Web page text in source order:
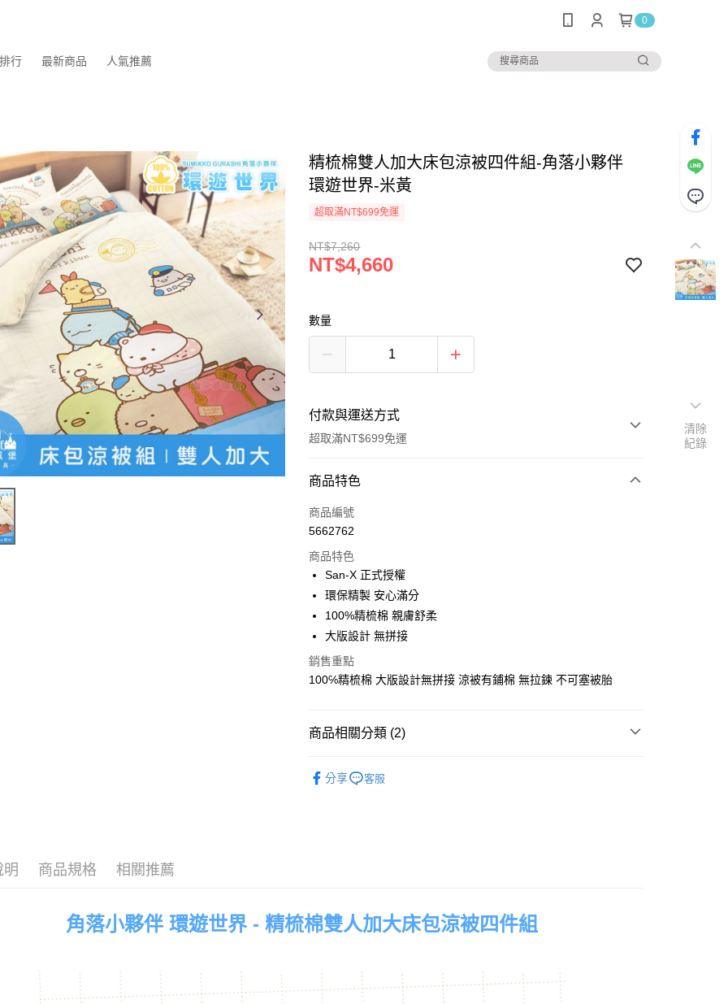
0
行 最新商品 人氣推薦
精梳棉雙人加大床包涼被四件組-角落小夥伴
環遊世界-米黃
超取滿NT$699免運
NT$7,260
NT$4,660
數量
付款與運送方式
超取滿NT$699免運
付款方式
信用卡一次付款
LINE Pay
Apple Pay
街口支付
悠遊付
運送方式
每筆NT$80，滿NT$699(含以上)免運費
商品特色
商品編號
5662762
商品特色
San-X 正式授權
環保精製 安心滿分
100%精梳棉 親膚舒柔
大版設計 無拼接
銷售重點
100℅精梳棉 大版設計無拼接 涼被有鋪棉 無拉鍊 不可塞被胎
商品相關分類 (2)
分享 客服
明 商品規格 相關推薦
角落小夥伴 環遊世界 - 精梳棉雙人加大床包涼被四件組
清除
紀錄